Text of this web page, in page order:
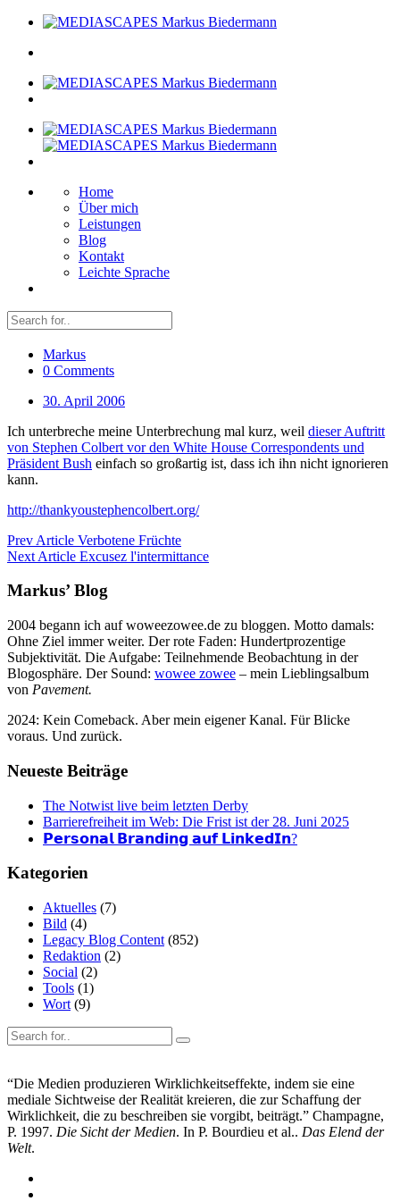
Home
Über mich
Leistungen
Blog
Kontakt
Leichte Sprache
Markus
0 Comments
30. April 2006
Ich unterbreche meine Unterbrechung mal kurz, weil dieser Auftritt
von Stephen Colbert vor den White House Correspondents und
Präsident Bush einfach so großartig ist, dass ich ihn nicht ignorieren
kann.
http://thankyoustephencolbert.org/
Prev Article Verbotene Früchte
Next Article Excusez l'intermittance
Markus’ Blog
2004 begann ich auf woweezowee.de zu bloggen. Motto damals:
Ohne Ziel immer weiter. Der rote Faden: Hundertprozentige
Subjektivität. Die Aufgabe: Teilnehmende Beobachtung in der
Blogosphäre. Der Sound: wowee zowee – mein Lieblingsalbum
von Pavement.
2024: Kein Comeback. Aber mein eigener Kanal. Für Blicke
voraus. Und zurück.
Neueste Beiträge
The Notwist live beim letzten Derby
Barrierefreiheit im Web: Die Frist ist der 28. Juni 2025
𝗣𝗲𝗿𝘀𝗼𝗻𝗮𝗹 𝗕𝗿𝗮𝗻𝗱𝗶𝗻𝗴 𝗮𝘂𝗳 𝗟𝗶𝗻𝗸𝗲𝗱𝗜𝗻?
Kategorien
Aktuelles (7)
Bild (4)
Legacy Blog Content (852)
Redaktion (2)
Social (2)
Tools (1)
Wort (9)
“Die Medien produzieren Wirklichkeitseffekte, indem sie eine
mediale Sichtweise der Realität kreieren, die zur Schaffung der
Wirklichkeit, die zu beschreiben sie vorgibt, beiträgt.” Champagne,
P. 1997. Die Sicht der Medien. In P. Bourdieu et al.. Das Elend der
Welt.